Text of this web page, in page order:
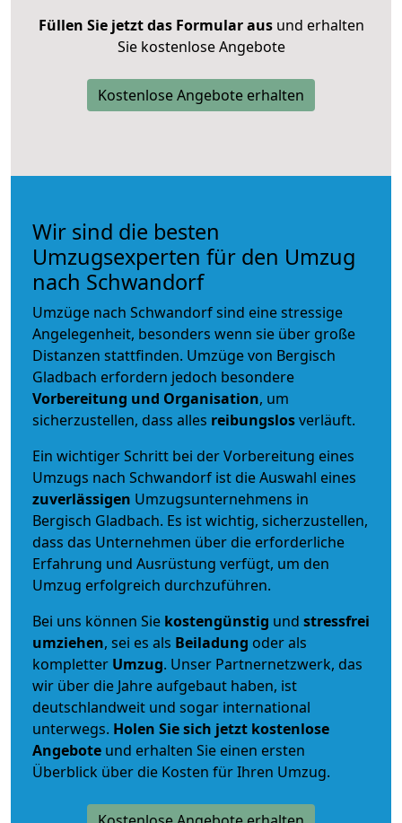
Füllen Sie jetzt das Formular ausund erhalten
Sie kostenlose Angebote
Kostenlose Angebote erhalten
Wir sind die besten
Umzugsexperten für den Umzug
nach Schwandorf
Umzüge nach Schwandorf sind eine stressige
Angelegenheit, besonders wenn sie über große
Distanzen stattfinden. Umzüge von Bergisch
Gladbach erfordern jedoch besondere
Vorbereitung und Organisation, um
sicherzustellen, dass alles reibungslosverläuft.
Ein wichtiger Schritt bei der Vorbereitung eines
Umzugs nach Schwandorf ist die Auswahl eines
zuverlässigen Umzugsunternehmens in
Bergisch Gladbach. Es ist wichtig, sicherzustellen,
dass das Unternehmen über die erforderliche
Erfahrung und Ausrüstung verfügt, um den
Umzug erfolgreich durchzuführen.
Bei uns können Sie kostengünstig und stressfrei
umziehen, sei es als Beiladung oder als
kompletter Umzug. Unser Partnernetzwerk, das
wir über die Jahre aufgebaut haben, ist
deutschlandweit und sogar international
unterwegs. Holen Sie sich jetzt kostenlose
Angebote und erhalten Sie einen ersten
Überblick über die Kosten für Ihren Umzug.